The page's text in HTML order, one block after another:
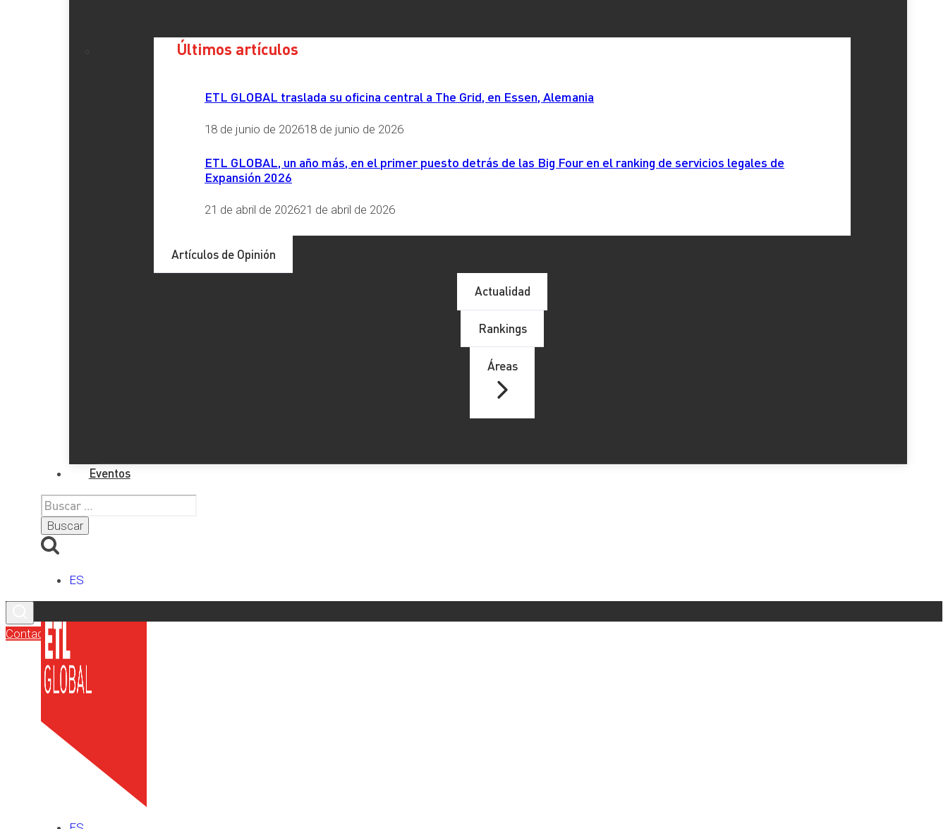
Últimos artículos
ETL GLOBAL traslada su oficina central a The Grid, en Essen, Alemania
18 de junio de 202618 de junio de 2026
ETL GLOBAL, un año más, en el primer puesto detrás de las Big Four en el ranking de servicios legales de
Expansión 2026
21 de abril de 202621 de abril de 2026
Artículos de Opinión
Actualidad
Rankings
Áreas
Eventos
Buscar:
ES
Contacto